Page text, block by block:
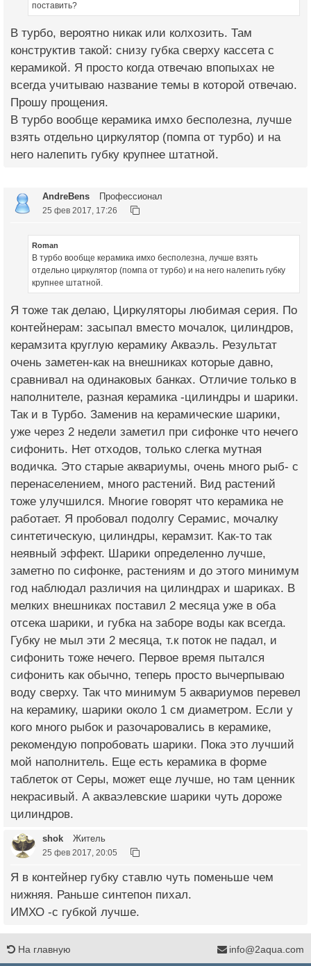
поставить?
В турбо, вероятно никак или колхозить. Там
конструктив такой: снизу губка сверху кассета с
керамикой. Я просто когда отвечаю впопыхах не
всегда учитываю название темы в которой отвечаю.
Прошу прощения.
В турбо вообще керамика имхо бесполезна, лучше
взять отдельно циркулятор (помпа от турбо) и на
него налепить губку крупнее штатной.
AndreBens Профессионал
25 фев 2017, 17:26
Roman
В турбо вообще керамика имхо бесполезна, лучше взять
отдельно циркулятор (помпа от турбо) и на него налепить губку
крупнее штатной.
Я тоже так делаю, Циркуляторы любимая серия. По
контейнерам: засыпал вместо мочалок, цилиндров,
керамзита круглую керамику Акваэль. Результат
очень заметен-как на внешниках которые давно,
сравнивал на одинаковых банках. Отличие только в
наполнителе, разная керамика -цилиндры и шарики.
Так и в Турбо. Заменив на керамические шарики,
уже через 2 недели заметил при сифонке что нечего
сифонить. Нет отходов, только слегка мутная
водичка. Это старые аквариумы, очень много рыб- с
перенаселением, много растений. Вид растений
тоже улучшился. Многие говорят что керамика не
работает. Я пробовал подолгу Серамис, мочалку
синтетическую, цилиндры, керамзит. Как-то так
неявный эффект. Шарики определенно лучше,
заметно по сифонке, растениям и до этого минимум
год наблюдал различия на цилиндрах и шариках. В
мелких внешниках поставил 2 месяца уже в оба
отсека шарики, и губка на заборе воды как всегда.
Губку не мыл эти 2 месяца, т.к поток не падал, и
сифонить тоже нечего. Первое время пытался
сифонить как обычно, теперь просто вычерпываю
воду сверху. Так что минимум 5 аквариумов перевел
на керамику, шарики около 1 см диаметром. Если у
кого много рыбок и разочаровались в керамике,
рекомендую попробовать шарики. Пока это лучший
мой наполнитель. Еще есть керамика в форме
таблеток от Серы, может еще лучше, но там ценник
некрасивый. А акваэлевские шарики чуть дороже
цилиндров.
shok Житель
25 фев 2017, 20:05
Я в контейнер губку ставлю чуть поменьше чем
нижняя. Раньше синтепон пихал.
ИМХО -с губкой лучше.
На главную info@2aqua.com